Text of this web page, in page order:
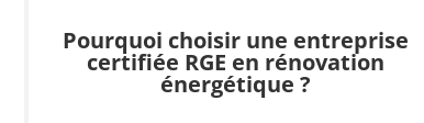
Pourquoi choisir une entreprise
certifiée RGE en rénovation
énergétique ?